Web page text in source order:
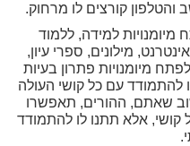
קורצים לו מרחוק.
מיומנויות למידה, ללמוד
מילונים, ספרי עיון,
מיומנויות פתרון בעיות
להתמודד עם כל קושי העולה
שאתם, ההורים, תאפשרו
קושי, אלא תתנו לו להתמודד